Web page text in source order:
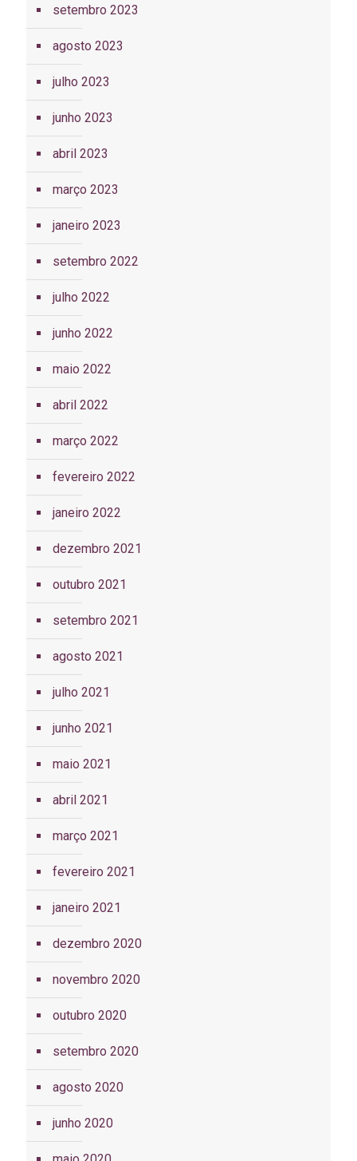
setembro 2023
agosto 2023
julho 2023
junho 2023
abril 2023
março 2023
janeiro 2023
setembro 2022
julho 2022
junho 2022
maio 2022
abril 2022
março 2022
fevereiro 2022
janeiro 2022
dezembro 2021
outubro 2021
setembro 2021
agosto 2021
julho 2021
junho 2021
maio 2021
abril 2021
março 2021
fevereiro 2021
janeiro 2021
dezembro 2020
novembro 2020
outubro 2020
setembro 2020
agosto 2020
junho 2020